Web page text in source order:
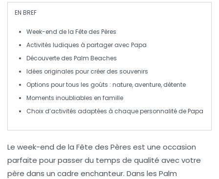
EN BREF
Week-end de la Fête des Pères
Activités ludiques à partager avec Papa
Découverte des Palm Beaches
Idées originales pour créer des souvenirs
Options pour tous les goûts : nature, aventure, détente
Moments inoubliables en famille
Choix d’activités adaptées à chaquepersonnalité de Papa
Le week-end de la Fête des Pères est une occasion
parfaite pour passer du temps de qualité avec votre
père dans un cadre enchanteur. Dans les Palm